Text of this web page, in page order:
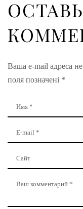
Ваша e-mail адреса
поля позначені *